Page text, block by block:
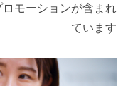
モーションが含まれ
ています